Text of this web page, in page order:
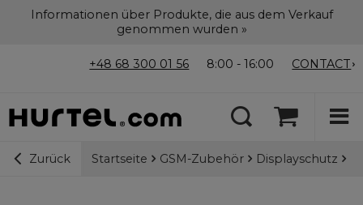
Informationen über Produkte, die aus dem Verkauf
genommen wurden »
+48 68 300 01 56 8:00 - 16:00 CONTACT
Zurück Startseite GSM-Zubehör Displayschutz